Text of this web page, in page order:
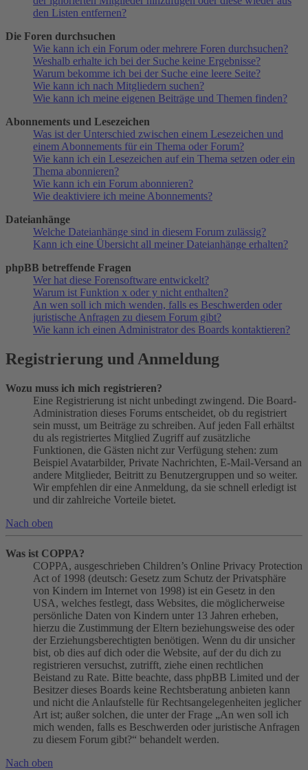
den Listen entfernen?
Die Foren durchsuchen
Wie kann ich ein Forum oder mehrere Foren durchsuchen?
Weshalb erhalte ich bei der Suche keine Ergebnisse?
Warum bekomme ich bei der Suche eine leere Seite?
Wie kann ich nach Mitgliedern suchen?
Wie kann ich meine eigenen Beiträge und Themen finden?
Abonnements und Lesezeichen
Was ist der Unterschied zwischen einem Lesezeichen und
einem Abonnements für ein Thema oder Forum?
Wie kann ich ein Lesezeichen auf ein Thema setzen oder ein
Thema abonnieren?
Wie kann ich ein Forum abonnieren?
Wie deaktiviere ich meine Abonnements?
Dateianhänge
Welche Dateianhänge sind in diesem Forum zulässig?
Kann ich eine Übersicht all meiner Dateianhänge erhalten?
phpBB betreffende Fragen
Wer hat diese Forensoftware entwickelt?
Warum ist Funktion x oder y nicht enthalten?
An wen soll ich mich wenden, falls es Beschwerden oder
juristische Anfragen zu diesem Forum gibt?
Wie kann ich einen Administrator des Boards kontaktieren?
Registrierung und Anmeldung
Wozu muss ich mich registrieren?
Eine Registrierung ist nicht unbedingt zwingend. Die Board-
Administration dieses Forums entscheidet, ob du registriert
sein musst, um Beiträge zu schreiben. Auf jeden Fall erhältst
du als registriertes Mitglied Zugriff auf zusätzliche
Funktionen, die Gästen nicht zur Verfügung stehen: zum
Beispiel Avatarbilder, Private Nachrichten, E-Mail-Versand an
andere Mitglieder, Beitritt zu Benutzergruppen und so weiter.
Wir empfehlen dir eine Anmeldung, da sie schnell erledigt ist
und dir zahlreiche Vorteile bietet.
Nach oben
Was ist COPPA?
COPPA, ausgeschrieben Children’s Online Privacy Protection
Act of 1998 (deutsch: Gesetz zum Schutz der Privatsphäre
von Kindern im Internet von 1998) ist ein Gesetz in den
USA, welches festlegt, dass Websites, die möglicherweise
persönliche Daten von Kindern unter 13 Jahren erheben,
hierzu die Zustimmung der Eltern beziehungsweise des oder
der Erziehungsberechtigten benötigen. Wenn du dir unsicher
bist, ob dies auf dich oder die Website, auf der du dich zu
registrieren versuchst, zutrifft, ziehe einen rechtlichen
Beistand zu Rate. Bitte beachte, dass phpBB Limited und der
Besitzer dieses Boards keine Rechtsberatung anbieten kann
und nicht die Anlaufstelle für Rechtsangelegenheiten jeglicher
Art ist; außer solchen, die unter der Frage „An wen soll ich
mich wenden, falls es Beschwerden oder juristische Anfragen
zu diesem Forum gibt?“ behandelt werden.
Nach oben